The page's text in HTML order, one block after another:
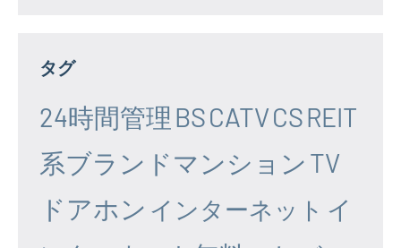
タグ
24時間管理 BSCATVCSREIT
系ブランドマンション TV
ドアホン インターネット イ